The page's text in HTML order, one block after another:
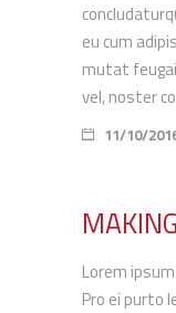
eu cum
mutat
vel, noster
11/10/
Lorem
Pro ei purto